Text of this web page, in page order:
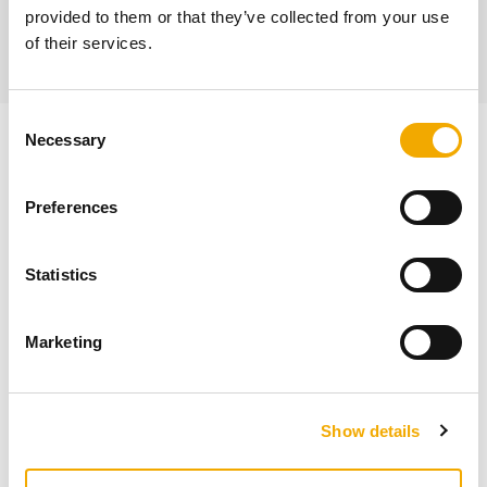
provided to them or that they’ve collected from your use
of their services.
Necessary
Preferences
Statistics
Marketing
Show details
Uusi hinnasto